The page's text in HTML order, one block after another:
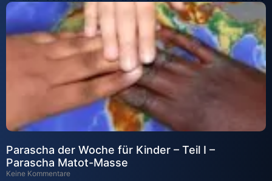
Parascha der Woche für Kinder – Teil I –
Parascha Matot-Masse
Keine Kommentare